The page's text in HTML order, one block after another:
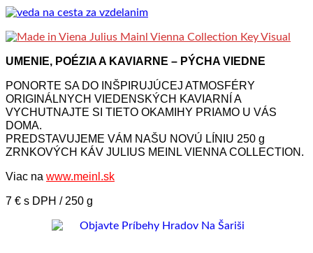
UMENIE, POÉZIA A KAVIARNE – PÝCHA VIEDNE
PONORTE SA DO INŠPIRUJÚCEJ ATMOSFÉRY
ORIGINÁLNYCH VIEDENSKÝCH KAVIARNÍ A
VYCHUTNAJTE SI TIETO OKAMIHY PRIAMO U VÁS
DOMA.
PREDSTAVUJEME VÁM NAŠU NOVÚ LÍNIU 250 g
ZRNKOVÝCH KÁV JULIUS MEINL VIENNA COLLECTION.
Viac na www.meinl.sk
7 € s DPH / 250 g